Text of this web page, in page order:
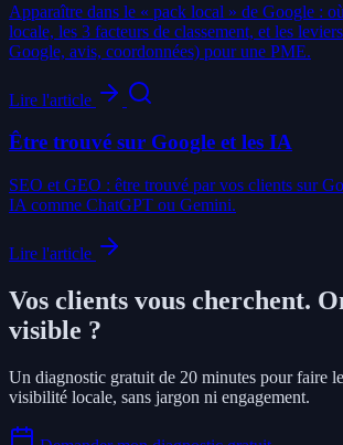
Apparaître dans le « pack local » de Google :
locale, les 3 facteurs de classement, et les
Google, avis, coordonnées) pour une PME.
Lire l'article
Être trouvé sur Google et les IA
SEO et GEO : être trouvé par vos clients sur
IA comme ChatGPT ou Gemini.
Lire l'article
Vos clients vous cherchent.
visible ?
Un diagnostic gratuit de 20 minutes pour faire
visibilité locale, sans jargon ni engagement.